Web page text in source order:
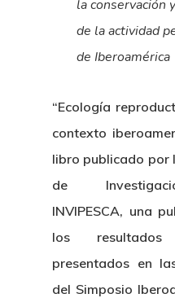
la conservación
de la actividad
de Iberoamérica
“Ecología
contexto
libro publicado por
de
INVIPESCA, una
los
presentados en
del Simposio